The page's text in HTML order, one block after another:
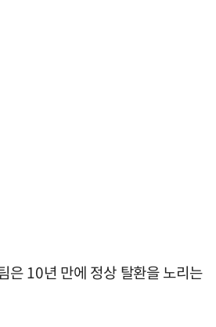
은 10년 만에 정상 탈환을 노리는